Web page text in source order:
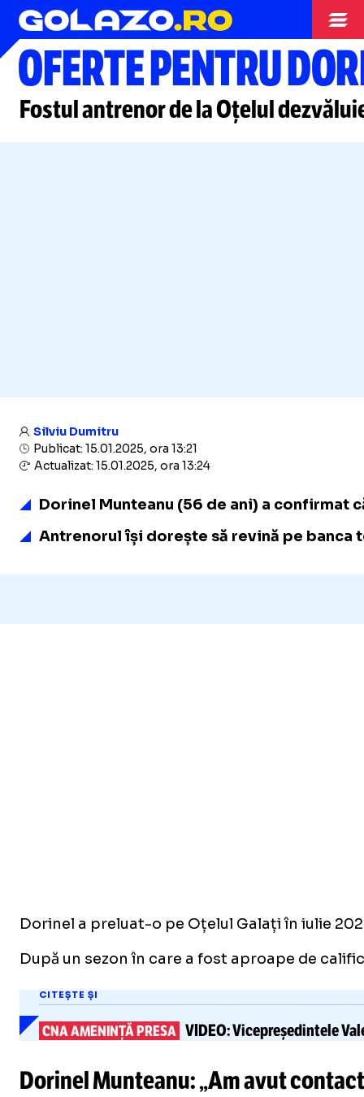
Superliga
OFERTE PENTRU
Fostul antrenor de la Oțelul
Silviu Dumitru
Publicat: 15.01.2025, ora 13:21
Actualizat: 15.01.2025, ora 13:24
Dorinel Munteanu (56 de ani) a confirmat
Antrenorul își dorește să revină pe banca
Dorinel a preluat-o pe Oțelul Galați în iulie
După un sezon în care a fost aproape de
CITEȘTE ȘI
CNA AMENINȚĂ PRESA VIDEO:Vicepreședintele
Dorinel Munteanu: „Am avut